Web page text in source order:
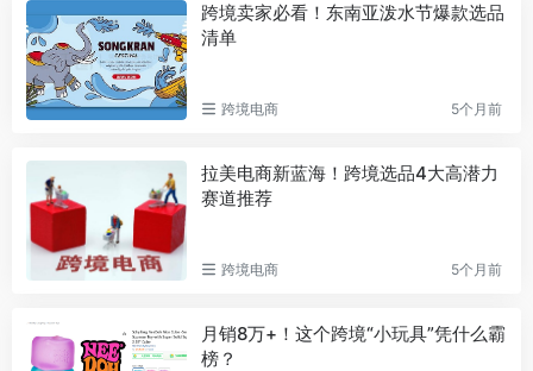
跨境卖家必看！东南亚泼水节爆款选品
清单
跨境电商 5个月前
拉美电商新蓝海！跨境选品4大高潜力
赛道推荐
跨境电商 5个月前
月销8万+！这个跨境“小玩具”凭什么霸
榜？